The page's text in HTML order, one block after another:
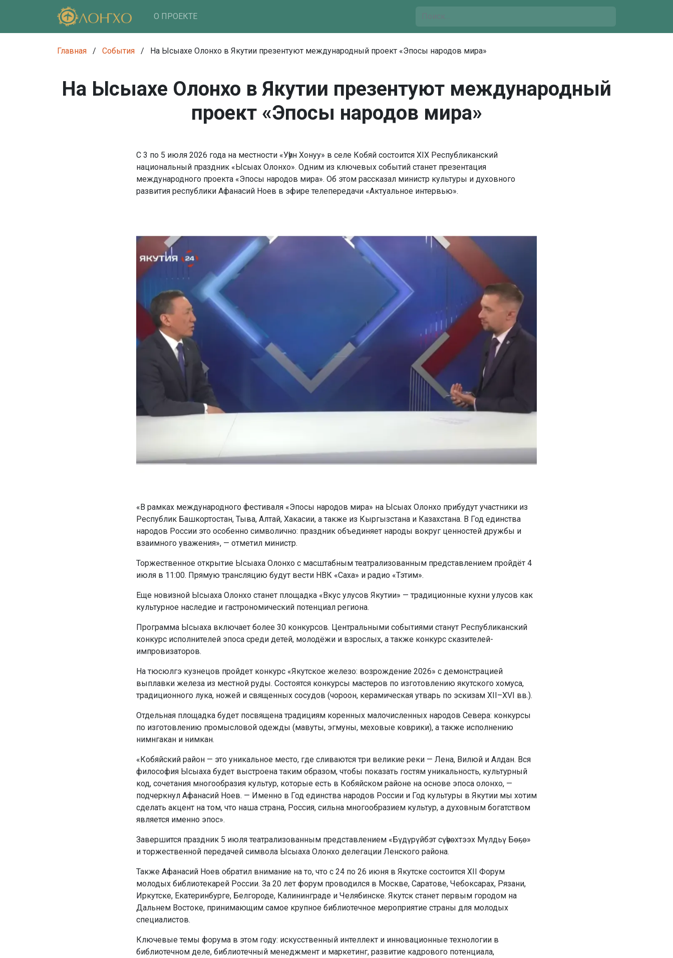
О ПРОЕКТЕ
Главная / События / На Ысыахе Олонхо в Якутии презентуют международный проект «Эпосы народов мира»
На Ысыахе Олонхо в Якутии презентуют международный
проект «Эпосы народов мира»
С 3 по 5 июля 2026 года на местности «Уһун Хонуу» в селе Кобяй состоится XIX Республиканский
национальный праздник «Ысыах Олонхо». Одним из ключевых событий станет презентация
международного проекта «Эпосы народов мира». Об этом рассказал министр культуры и духовного
развития республики Афанасий Ноев в эфире телепередачи «Актуальное интервью».
«В рамках международного фестиваля «Эпосы народов мира» на Ысыах Олонхо прибудут участники из
Республик Башкортостан, Тыва, Алтай, Хакасии, а также из Кыргызстана и Казахстана. В Год единства
народов России это особенно символично: праздник объединяет народы вокруг ценностей дружбы и
взаимного уважения», — отметил министр.
Торжественное открытие Ысыаха Олонхо с масштабным театрализованным представлением пройдёт 4
июля в 11:00. Прямую трансляцию будут вести НВК «Саха» и радио «Тэтим».
Еще новизной Ысыаха Олонхо станет площадка «Вкус улусов Якутии» — традиционные кухни улусов как
культурное наследие и гастрономический потенциал региона.
Программа Ысыаха включает более 30 конкурсов. Центральными событиями станут Республиканский
конкурс исполнителей эпоса среди детей, молодёжи и взрослых, а также конкурс сказителей-
импровизаторов.
На тюсюлгэ кузнецов пройдет конкурс «Якутское железо: возрождение 2026» с демонстрацией
выплавки железа из местной руды. Состоятся конкурсы мастеров по изготовлению якутского хомуса,
традиционного лука, ножей и священных сосудов (чороон, керамическая утварь по эскизам XII–XVI вв.).
Отдельная площадка будет посвящена традициям коренных малочисленных народов Севера: конкурсы
по изготовлению промысловой одежды (мавуты, эгмуны, меховые коврики), а также исполнению
нимнгакан и нимкан.
«Кобяйский район — это уникальное место, где сливаются три великие реки — Лена, Вилюй и Алдан. Вся
философия Ысыаха будет выстроена таким образом, чтобы показать гостям уникальность, культурный
код, сочетания многообразия культур, которые есть в Кобяйском районе на основе эпоса олонхо, —
подчеркнул Афанасий Ноев. — Именно в Год единства народов России и Год культуры в Якутии мы хотим
сделать акцент на том, что наша страна, Россия, сильна многообразием культур, а духовным богатством
является именно эпос».
Завершится праздник 5 июля театрализованным представлением «Бүдүрүйбэт сүһүөхтээх Мүлдьү Бөҕө»
и торжественной передачей символа Ысыаха Олонхо делегации Ленского района.
Также Афанасий Ноев обратил внимание на то, что с 24 по 26 июня в Якутске состоится XII Форум
молодых библиотекарей России. За 20 лет форум проводился в Москве, Саратове, Чебоксарах, Рязани,
Иркутске, Екатеринбурге, Белгороде, Калининграде и Челябинске. Якутск станет первым городом на
Дальнем Востоке, принимающим самое крупное библиотечное мероприятие страны для молодых
специалистов.
Ключевые темы форума в этом году: искусственный интеллект и инновационные технологии в
библиотечном деле, библиотечный менеджмент и маркетинг, развитие кадрового потенциала,